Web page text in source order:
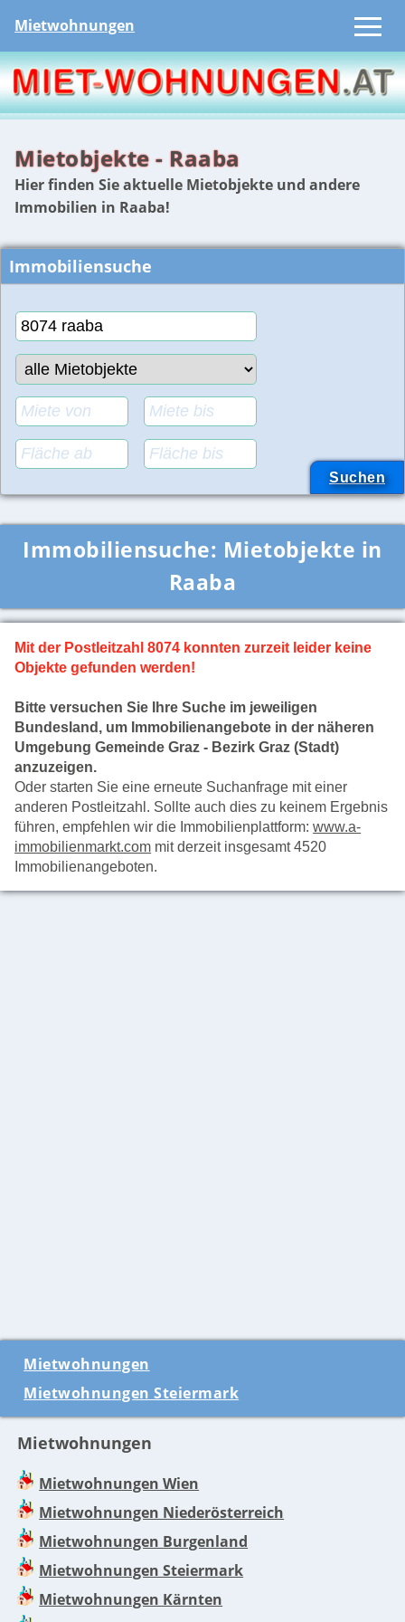
Mietwohnungen
Mietobjekte - Raaba
Hier finden Sie aktuelle Mietobjekte und andere
Immobilien in Raaba!
Immobiliensuche
Immobiliensuche: Mietobjekte in
Raaba
Mit der Postleitzahl 8074 konnten zurzeit leider keine
Objekte gefunden werden!
Bitte versuchen Sie Ihre Suche im jeweiligen
Bundesland, um Immobilienangebote in der näheren
Umgebung Gemeinde Graz - Bezirk Graz (Stadt)
anzuzeigen.
Oder starten Sie eine erneute Suchanfrage mit einer
anderen Postleitzahl. Sollte auch dies zu keinem Ergebnis
führen, empfehlen wir die Immobilienplattform:www.a-
immobilienmarkt.com mit derzeit insgesamt 4520
Immobilienangeboten.
Mietwohnungen
Mietwohnungen Steiermark
Mietwohnungen
Mietwohnungen Wien
Mietwohnungen Niederösterreich
Mietwohnungen Burgenland
Mietwohnungen Steiermark
Mietwohnungen Kärnten